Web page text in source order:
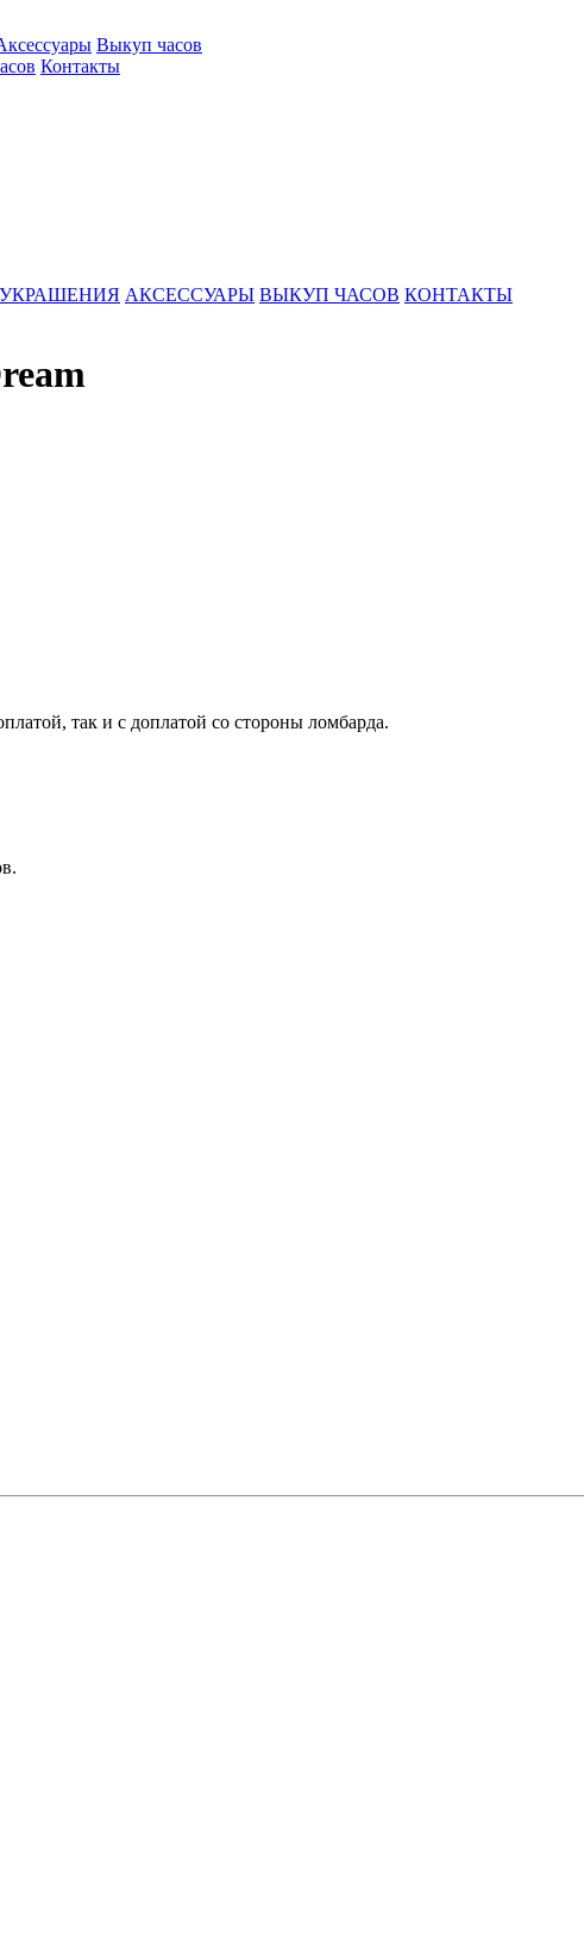
Выкуп часов
Контакты
АКСЕССУАРЫ ВЫКУП ЧАСОВ КОНТАКТЫ
так и с доплатой со стороны ломбарда.